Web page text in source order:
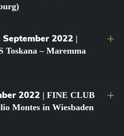
2022 |
– Maremma
2022 | FINE CLUB
Montes in Wiesbaden